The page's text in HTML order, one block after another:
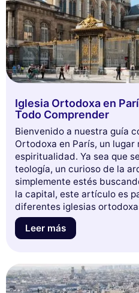
Este sitio web utiliza
cookies
Utilizamos cookies y sus datos
experiencia de navegación, medir
Consentimientos
Iglesia Ortodoxa en
Todo Comprender
Bienvenido a nuestra guía
Ortodoxa en París, un
espiritualidad. Ya sea que
teología, un curioso de la
simplemente estés
la capital, este artículo es
diferentes iglesias
tradiciones, y te
para visitarlas. Sumérgete
pierdas esta oportunidad
de las facetas menos
Leer más